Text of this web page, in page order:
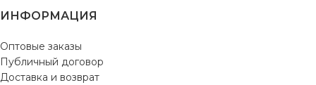
ИНФОРМАЦИЯ
Оптовые заказы
Публичный договор
Доставка и возврат